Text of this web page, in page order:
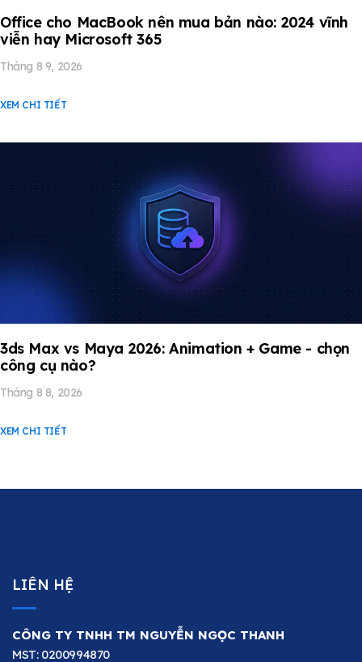
Office cho MacBook nên mua bản nào: 2024 vĩnh
viễn hay Microsoft 365
Tháng 8 9, 2026
XEM CHI TIẾT
3ds Max vs Maya 2026: Animation + Game - chọn
công cụ nào?
Tháng 8 8, 2026
XEM CHI TIẾT
LIÊN HỆ
CÔNG TY TNHH TM NGUYỄN NGỌC THANH
MST: 0200994870